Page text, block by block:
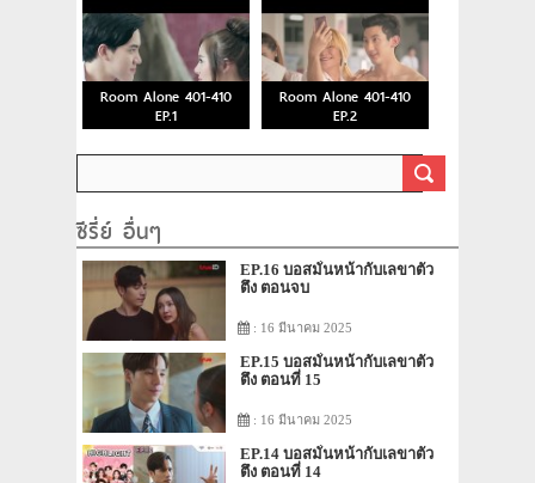
Room Alone 401-410
EP.1
Room Alone 401-410
EP.2
ซีรี่ย์ อื่นๆ
EP.16 บอสมั่นหน้ากับเลขาตัว
ตึง ตอนจบ
: 16 มีนาคม 2025
EP.15 บอสมั่นหน้ากับเลขาตัว
ตึง ตอนที่ 15
: 16 มีนาคม 2025
EP.14 บอสมั่นหน้ากับเลขาตัว
ตึง ตอนที่ 14